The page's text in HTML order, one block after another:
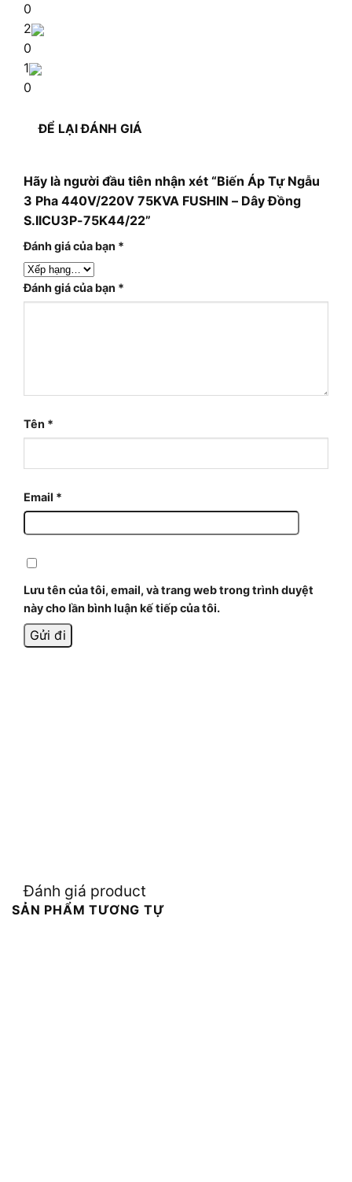
0
2
0
1
0
ĐỂ LẠI ĐÁNH GIÁ
Hãy là người đầu tiên nhận xét “Biến Áp Tự Ngẫu
3 Pha 440V/220V 75KVA FUSHIN – Dây Đồng
S.IICU3P-75K44/22”
Đánh giá của bạn *
Đánh giá của bạn *
Tên *
Email *
Lưu tên của tôi, email, và trang web trong trình duyệt
này cho lần bình luận kế tiếp của tôi.
Đánh giá product
SẢN PHẨM TƯƠNG TỰ